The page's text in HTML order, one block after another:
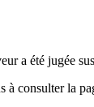
a été jugée
à consulter la